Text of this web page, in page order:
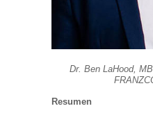
Dr. Ben LaHood,
Resumen